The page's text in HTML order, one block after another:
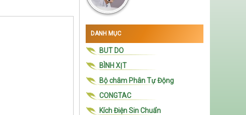
DANH MỤC
BUT DO
BÌNH XỊT
Bộ châm Phân Tự Động
CONGTAC
Kích Điện Sin Chuẩn